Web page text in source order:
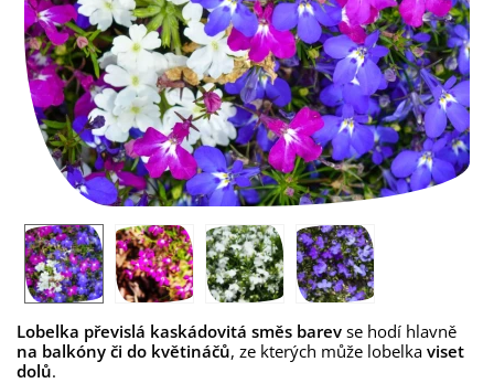
Lobelka převislá kaskádovitá směs barev se hodí hlavně
na balkóny či do květináčů, ze kterých může lobelka viset
dolů.